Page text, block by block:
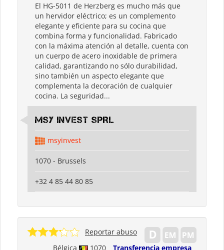
El HG-5011 de Herzberg es mucho más que
un hervidor eléctrico; es un complemento
elegante y eficiente para su cocina que
combina forma y funcionalidad. Fabricado
con la máxima atención al detalle, cuenta con
un cuerpo de acero inoxidable de primera
calidad, garantizando no sólo durabilidad,
sino también un aspecto elegante que
complementa la decoración de cualquier
cocina. La seguridad...
MSY INVEST SPRL
msyinvest
1070 - Brussels
+32 4 85 44 80 85
Bélgica 1070 Transferencia empresa
Reportar abuso